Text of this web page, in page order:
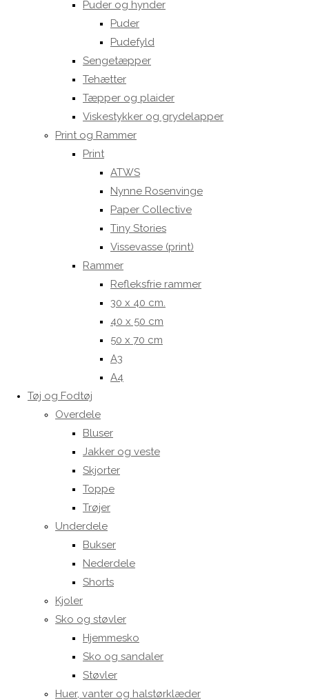
Puder og hynder
Puder
Pudefyld
Sengetæpper
Tehætter
Tæpper og plaider
Viskestykker og grydelapper
Print og Rammer
Print
ATWS
Nynne Rosenvinge
Paper Collective
Tiny Stories
Vissevasse (print)
Rammer
Refleksfrie rammer
30 x 40 cm.
40 x 50 cm
50 x 70 cm
A3
A4
Tøj og Fodtøj
Overdele
Bluser
Jakker og veste
Skjorter
Toppe
Trøjer
Underdele
Bukser
Nederdele
Shorts
Kjoler
Sko og støvler
Hjemmesko
Sko og sandaler
Støvler
Huer, vanter og halstørklæder